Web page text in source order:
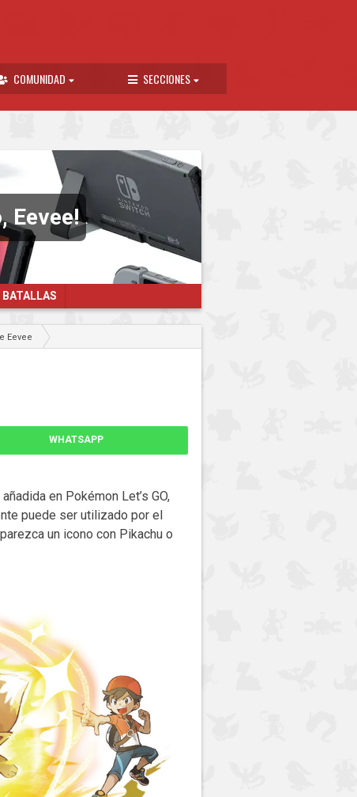
COMUNIDAD SECCIONES
Eevee!
BATALLAS
Eevee
WHATSAPP
en Pokémon Let’s GO,
puede ser utilizado por el
un icono con Pikachu o